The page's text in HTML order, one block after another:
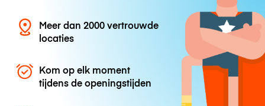
Meer dan 2000 vertrouwde
locaties
Kom op elk moment
tijdens de openingstijden